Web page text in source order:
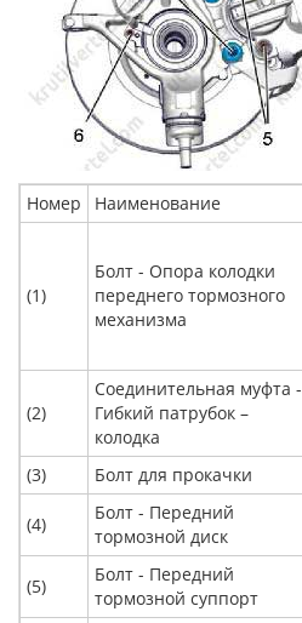
Номер Наименование
(1)
Болт - Опора колодки
переднего тормозного
механизма
(2)
Соединительная муфта -
Гибкий патрубок –
колодка
(3) Болт для прокачки
(4)
Болт - Передний
тормозной диск
(5)
Болт - Передний
тормозной суппорт